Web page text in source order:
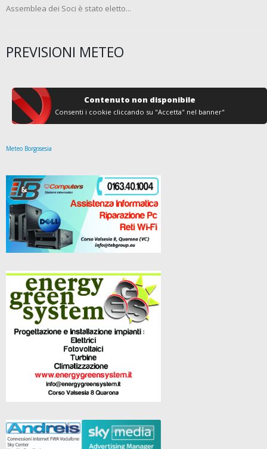
Assemblea dei Soci è stato eletto...
PREVISIONI METEO
Contenuto non disponibile
Consenti i cookie cliccando su "Accetta" nel banner"
Meteo Borgosesia